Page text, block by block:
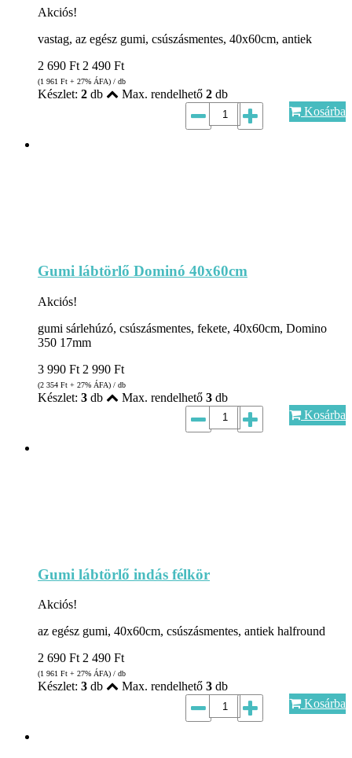
Akciós!
vastag, az egész gumi, csúszásmentes, 40x60cm, antiek
2 690 Ft 2 490 Ft
(1 961 Ft + 27% ÁFA) / db
Készlet: 2 db Max. rendelhető 2 db
Kosárba
Gumi lábtörlő Dominó 40x60cm
Akciós!
gumi sárlehúzó, csúszásmentes, fekete, 40x60cm, Domino
350 17mm
3 990 Ft 2 990 Ft
(2 354 Ft + 27% ÁFA) / db
Készlet: 3 db Max. rendelhető 3 db
Kosárba
Gumi lábtörlő indás félkör
Akciós!
az egész gumi, 40x60cm, csúszásmentes, antiek halfround
2 690 Ft 2 490 Ft
(1 961 Ft + 27% ÁFA) / db
Készlet: 3 db Max. rendelhető 3 db
Kosárba